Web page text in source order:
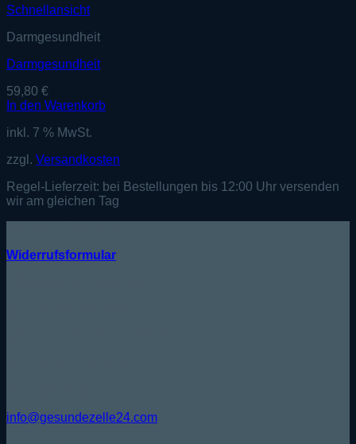
Schnellansicht
Darmgesundheit
Darmgesundheit
59,80 €
In den Warenkorb
inkl. 7 % MwSt.
zzgl. Versandkosten
Regel-Lieferzeit: bei Bestellungen bis 12:00 Uhr versenden
wir am gleichen Tag
Widerrufsformular
info@gesundezelle24.com